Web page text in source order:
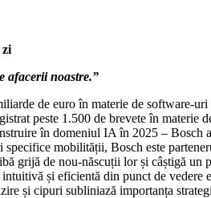
zi
afacerii noastre.”
de euro în materie de software-
peste 1.500 de brevete în materie
în domeniul IA în 2025 – Bosch
mobilității, Bosch este
grijă de nou-născuții lor și câștigă un
și eficientă din punct de vedere
și cipuri subliniază importanța